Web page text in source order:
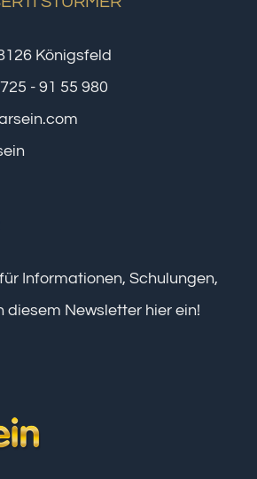
Königsfeld
- 91 55 980
Informationen, Schulungen,
diesem Newsletter hier ein!